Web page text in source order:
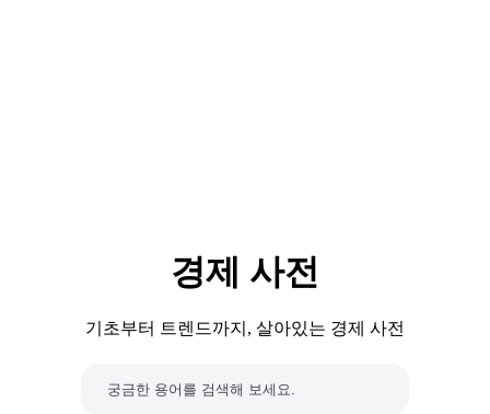
경제 사전
기초부터 트렌드까지, 살아있는 경제 사전